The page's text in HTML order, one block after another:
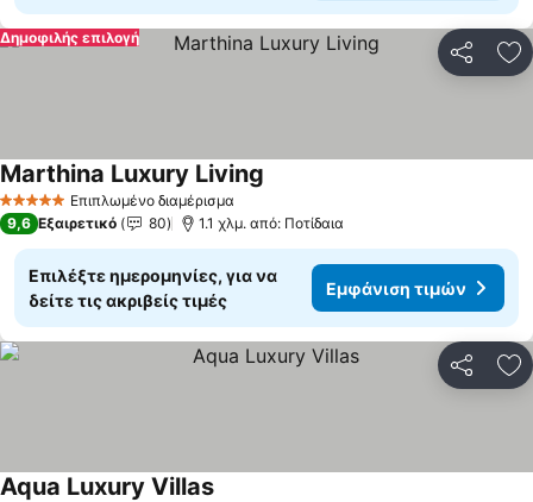
Δημοφιλής επιλογή
5 Αστέρια Επιπλωμένο διαμέρισμα
Marthina Luxury Living
9,6 Εξαιρετικό 80 1.1 χλμ. από: Ποτίδαια
Επιλέξτε ημερομηνίες, για να
δείτε τις ακριβείς τιμές
Εμφάνιση τιμών
Aqua Luxury Villas